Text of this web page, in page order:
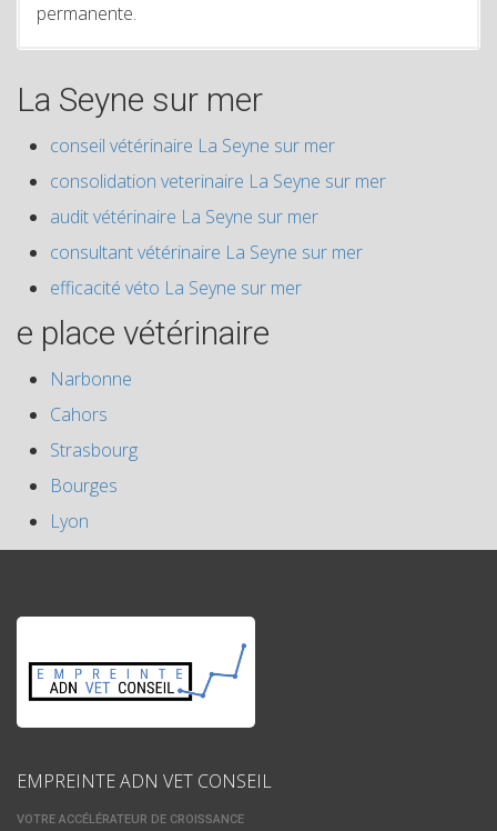
permanente.
La Seyne sur mer
conseil vétérinaire La Seyne sur mer
consolidation veterinaire La Seyne sur mer
audit vétérinaire La Seyne sur mer
consultant vétérinaire La Seyne sur mer
efficacité véto La Seyne sur mer
e place vétérinaire
Narbonne
Cahors
Strasbourg
Bourges
Lyon
EMPREINTE ADN VET CONSEIL
VOTRE ACCÉLÉRATEUR DE CROISSANCE